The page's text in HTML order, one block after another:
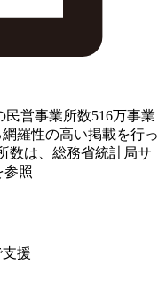
営事業所数516万事業
羅性の高い掲載を行っ
数は、総務省統計局サ
参照
援